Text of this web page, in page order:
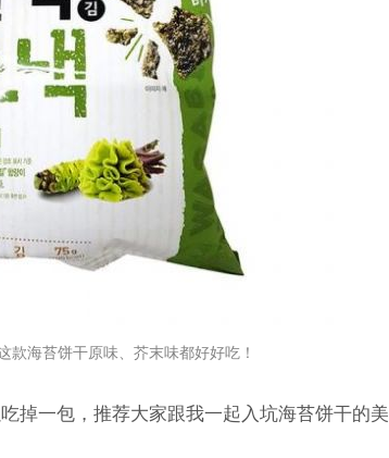
款海苔饼干原味、芥末味都好好吃！
掉一包，推荐大家跟我一起入坑海苔饼干的美